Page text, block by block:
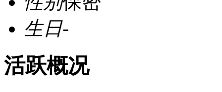
生日-
活跃概况